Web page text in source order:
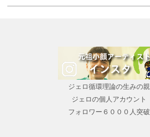
ジェロ循環理論の生みの親
ジェロの個人アカウント
フォロワー６０００人突破